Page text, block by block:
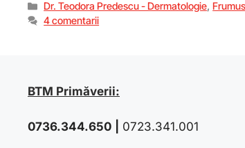
Dr. Teodora Predescu - Dermatologie,
4 comentarii
BTM Primăverii:
0736.344.650 0723.341.001